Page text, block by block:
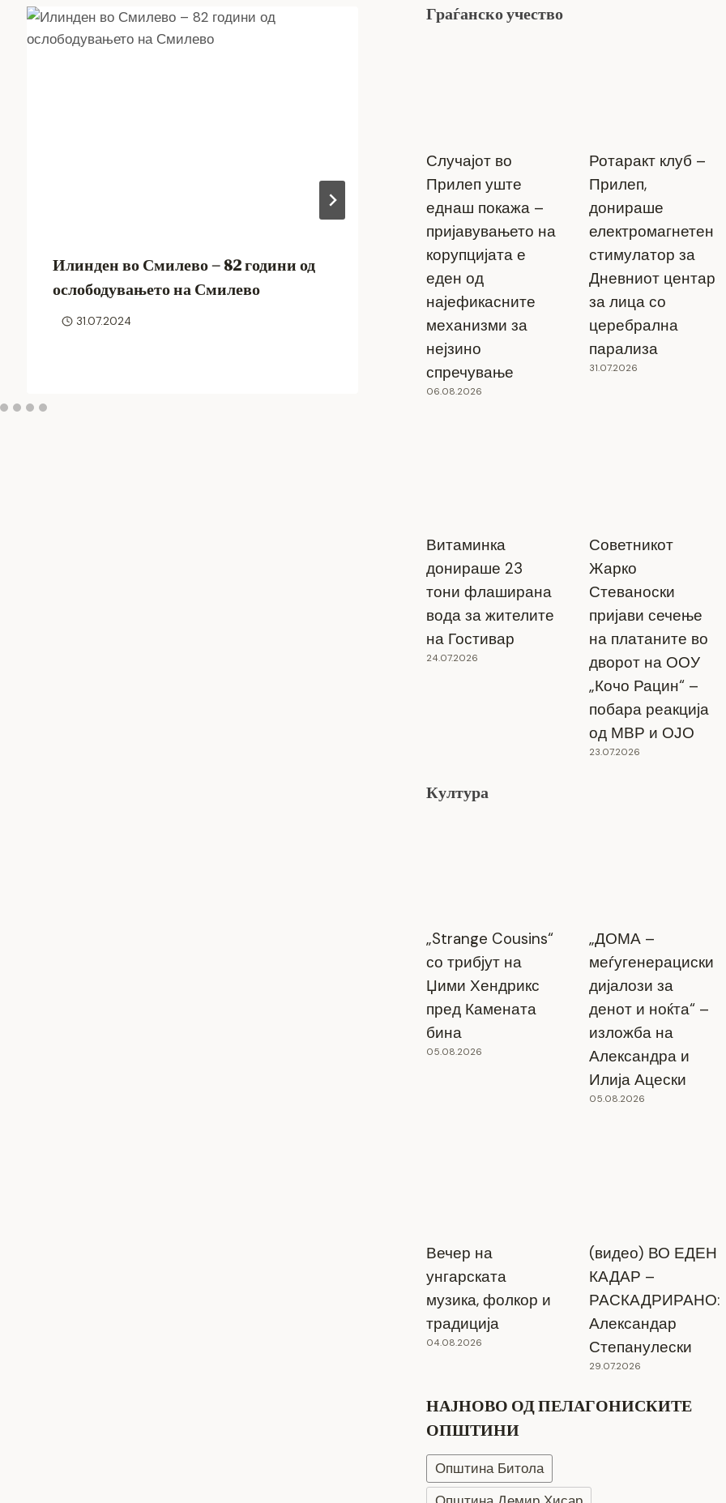
Илинден во Смилево – 82 години од
ослободувањето на Смилево
31.07.2024
Од тутунска кутија до навигациски
инструмент – ретка приказна од
музејот за Тутун во Прилеп
04.05.2026
Граѓанско учество
Случајот во
Прилеп уште
еднаш покажа –
пријавувањето на
корупцијата е
еден од
најефикасните
механизми за
нејзино
спречување
06.08.2026
Ротаракт клуб –
Прилеп,
донираше
електромагнетен
стимулатор за
Дневниот центар
за лица со
церебрална
парализа
31.07.2026
Витаминка
донираше 23
тони флаширана
вода за жителите
на Гостивар
24.07.2026
Советникот
Жарко
Стеваноски
пријави сечење
на платаните во
дворот на ООУ
„Кочо Рацин“ –
побара реакција
од МВР и ОЈО
23.07.2026
Култура
„Strange Cousins“
со трибјут на
Џими Хендрикс
пред Камената
бина
05.08.2026
„ДОМА –
меѓугенерациски
дијалози за
денот и ноќта“ –
изложба на
Александра и
Илија Ацески
05.08.2026
Вечер на
унгарската
музика, фолкор и
традиција
04.08.2026
(видео) ВО ЕДЕН
КАДАР –
РАСКАДРИРАНО:
Александар
Степанулески
29.07.2026
НАЈНОВО ОД ПЕЛАГОНИСКИТЕ
ОПШТИНИ
Општина Битола